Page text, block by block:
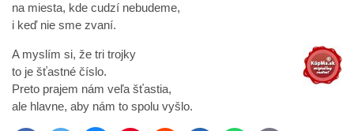
na miesta, kde cudzí nebudeme,
i keď nie sme zvaní.
A myslím si, že tri trojky
to je šťastné číslo.
Preto prajem nám veľa šťastia,
ale hlavne, aby nám to spolu vyšlo.